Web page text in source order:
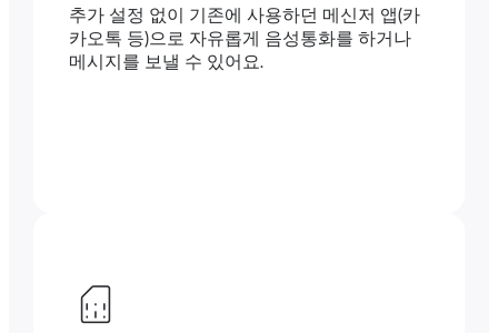
추가 설정 없이 기존에 사용하던 메신저 앱(카
카오톡 등)으로 자유롭게 음성통화를 하거나
메시지를 보낼 수 있어요.